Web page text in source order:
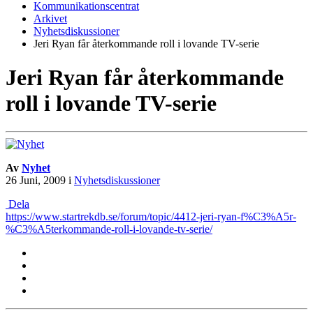
Kommunikationscentrat
Arkivet
Nyhetsdiskussioner
Jeri Ryan får återkommande roll i lovande TV-serie
Jeri Ryan får återkommande
roll i lovande TV-serie
Av Nyhet
26 Juni, 2009 i Nyhetsdiskussioner
Dela
https://www.startrekdb.se/forum/topic/4412-jeri-ryan-f%C3%A5r-
%C3%A5terkommande-roll-i-lovande-tv-serie/